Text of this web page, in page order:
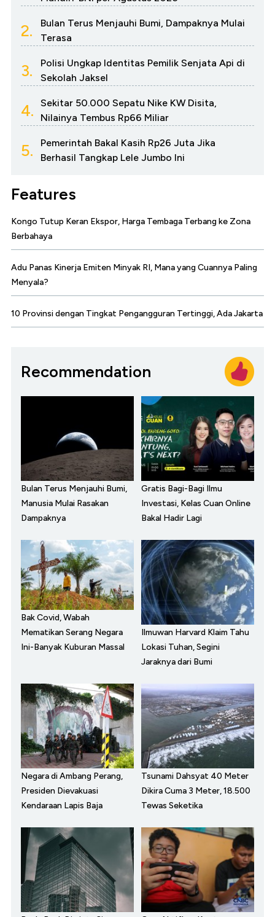
2.
Bulan Terus Menjauhi Bumi, Dampaknya Mulai
Terasa
3.
Polisi Ungkap Identitas Pemilik Senjata Api di
Sekolah Jaksel
4.
Sekitar 50.000 Sepatu Nike KW Disita,
Nilainya Tembus Rp66 Miliar
5.
Pemerintah Bakal Kasih Rp26 Juta Jika
Berhasil Tangkap Lele Jumbo Ini
Features
Kongo Tutup Keran Ekspor, Harga Tembaga Terbang ke Zona
Berbahaya
Adu Panas Kinerja Emiten Minyak RI, Mana yang Cuannya Paling
Menyala?
10 Provinsi dengan Tingkat Pengangguran Tertinggi, Ada Jakarta
Recommendation
Bulan Terus Menjauhi Bumi,
Manusia Mulai Rasakan
Dampaknya
Gratis Bagi-Bagi Ilmu
Investasi, Kelas Cuan Online
Bakal Hadir Lagi
Bak Covid, Wabah
Mematikan Serang Negara
Ini-Banyak Kuburan Massal
Ilmuwan Harvard Klaim Tahu
Lokasi Tuhan, Segini
Jaraknya dari Bumi
Negara di Ambang Perang,
Presiden Dievakuasi
Kendaraan Lapis Baja
Tsunami Dahsyat 40 Meter
Dikira Cuma 3 Meter, 18.500
Tewas Seketika